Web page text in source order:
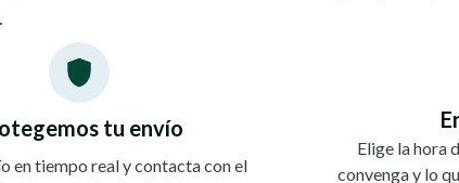
tu envío
en tiempo real y contacta con el
Elige la hora
convenga y lo